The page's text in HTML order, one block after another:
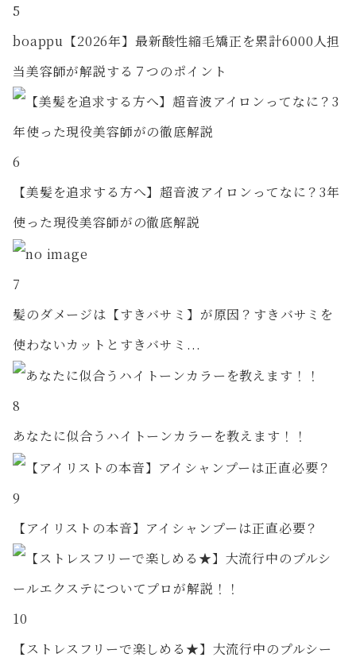
5
boappu【2026年】最新酸性縮毛矯正を累計6000人担
当美容師が解説する７つのポイント
6
【美髪を追求する方へ】超音波アイロンってなに？3年
使った現役美容師がの徹底解説
7
髪のダメージは【すきバサミ】が原因？すきバサミを
使わないカットとすきバサミ...
8
あなたに似合うハイトーンカラーを教えます！！
9
【アイリストの本音】アイシャンプーは正直必要？
10
【ストレスフリーで楽しめる★】大流行中のプルシー